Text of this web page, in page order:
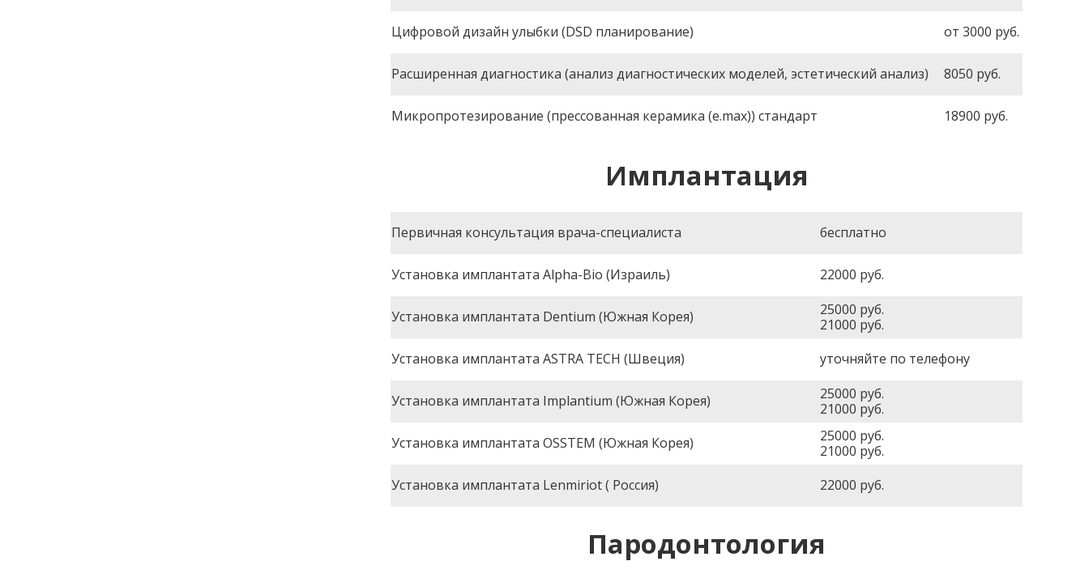
Цифровой дизайн улыбки (DSD планирование) от 3000 руб.
Расширенная диагностика (анализ диагностических моделей, эстетический анализ) 8050 руб.
Микропротезирование (прессованная керамика (e.max)) стандарт 18900 руб.
Имплантация
Первичная консультация врача-специалиста бесплатно
Установка имплантата Alpha-Bio (Израиль) 22000 руб.
Установка имплантата Dentium (Южная Корея) 25000 руб.
21000 руб.
Установка имплантата ASTRA TECH (Швеция)
уточняйте по телефону
Установка имплантата Implantium (Южная Корея) 25000 руб.
21000 руб.
Установка имплантата OSSTEM (Южная Корея)
25000 руб.
21000 руб.
Установка имплантата Lenmiriot ( Россия)
22000 руб.
Пародонтология